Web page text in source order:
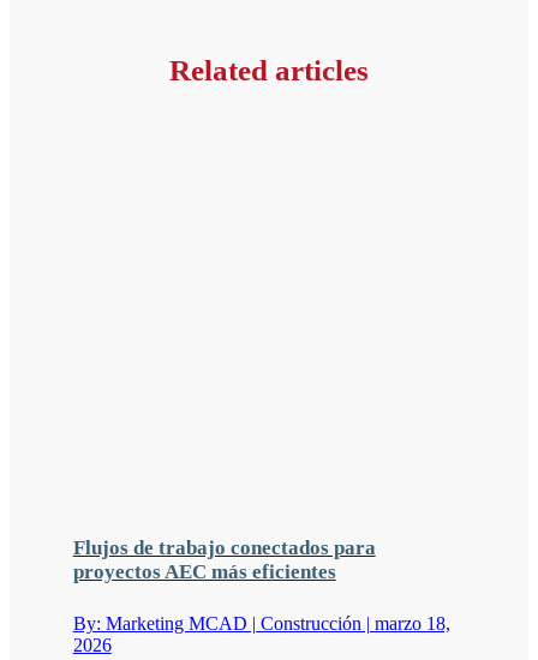
Related articles
Flujos de trabajo conectados para
proyectos AEC más eficientes
By: Marketing MCAD | Construcción | marzo 18,
2026